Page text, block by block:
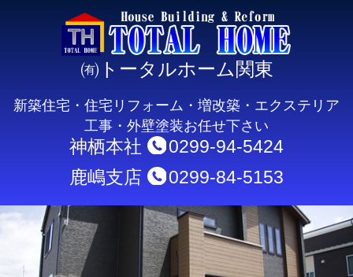
㈲トータルホーム関東
新築住宅・住宅リフォーム・増改築・エクステリア
工事・外壁塗装お任せ下さい
神栖本社
0299-94-5424
鹿嶋支店
0299-84-5153